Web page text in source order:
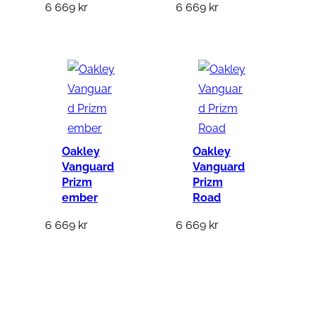
6 669 kr 6 669 kr
Oakley
Vanguard
Prizm
ember
6 669 kr
Oakley
Vanguard
Prizm
Road
6 669 kr